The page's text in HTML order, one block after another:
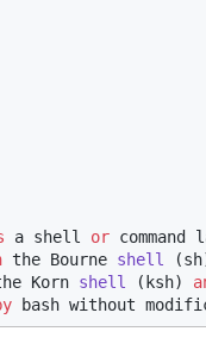
a shell or command
the Bourne shell (sh
Korn shell ( ksh)